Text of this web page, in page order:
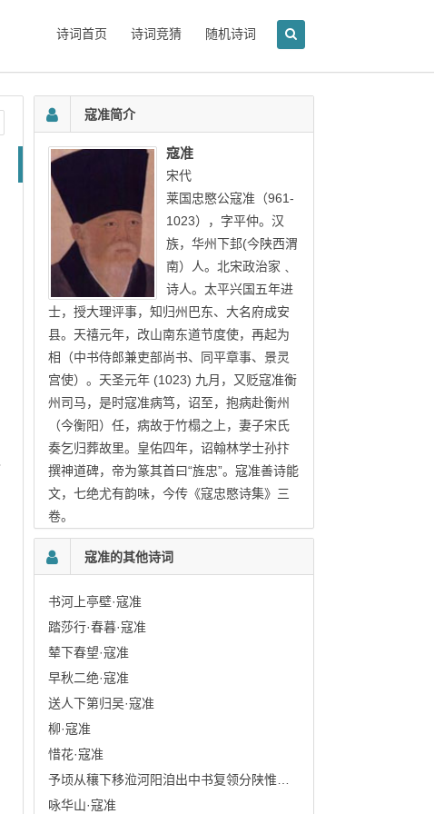
诗词首页 诗词竞猜 随机诗词
寇准简介
寇准
宋代
莱国忠愍公寇准（961-
1023），字平仲。汉
族，华州下邽(今陕西渭
南）人。北宋政治家﹑
诗人。太平兴国五年进
士，授大理评事，知归州巴东、大名府成安
县。天禧元年，改山南东道节度使，再起为
相（中书侍郎兼吏部尚书、同平章事、景灵
宫使）。天圣元年 (1023) 九月，又贬寇准衡
州司马，是时寇准病笃，诏至，抱病赴衡州
（今衡阳）任，病故于竹榻之上，妻子宋氏
奏乞归葬故里。皇佑四年，诏翰林学士孙抃
撰神道碑，帝为篆其首曰“旌忠”。寇准善诗能
文，七绝尤有韵味，今传《寇忠愍诗集》三
卷。
寇准的其他诗词
书河上亭壁·寇准
踏莎行·春暮·寇准
辇下春望·寇准
早秋二绝·寇准
送人下第归吴·寇准
柳·寇准
惜花·寇准
咏华山·寇准